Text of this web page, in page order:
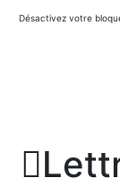
Désactivez votre
